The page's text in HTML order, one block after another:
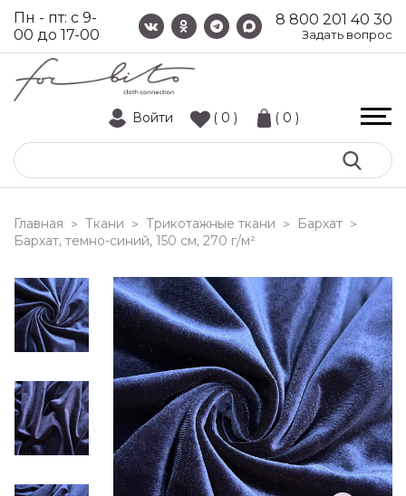
8 800 201 40 30
Задать вопрос
Пн - пт: с 9-
00 до 17-00
Войти ( 0 ) ( 0 )
Главная > Ткани > Трикотажные ткани > Бархат >
бархат, темно-синий, 150 см, 270 г/м²